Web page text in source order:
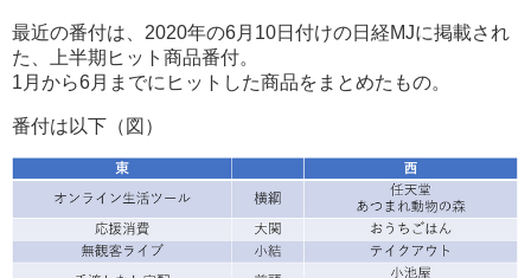
最近の番付は、2020年の6月10日付けの日経MJに掲載され
た、
上半期ヒット商品番付。
1月から6月までにヒットした商品をまとめたもの。
番付は以下（図）